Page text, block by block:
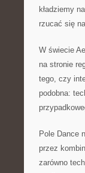
kładziemy
rzucać się
W świecie
na stronie
tego, czy
podobna:
Pole Dance
przez
zarówno